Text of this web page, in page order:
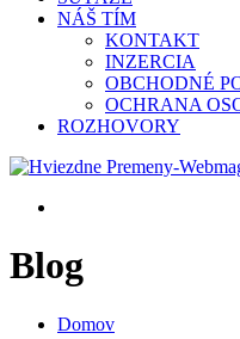
NÁŠ TÍM
KONTAKT
INZERCIA
OBCHODNÉ
OCHRANA
ROZHOVORY
Blog
Domov